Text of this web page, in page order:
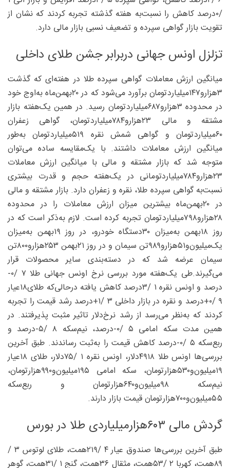
/۰‌درصد کاهش را نسبت‌به هفته گذشته تجربه کردند که نشان از
تقویت بازار گواهی سپرده و تضعیف نسبی بازار مالی دارد.
تزلزل اونس جهانی دربرابر جشن طلای داخلی
میانگین ارزش معاملات گواهی سپرده طلا در هفته‌ای که گذشت
۳‌هزارو۱۴۷‌میلیارد‌تومان برآورد می‌شود که در ۲۰‌بهمن‌ماه به‌اوج خود
در محدوده ۳‌هزارو۶۸۷‌میلیارد‌تومان رسید. در همین یک‌هفته بازار
مشتقه و مالی ۲۳‌هزارو۷۸۴‌میلیارد‌تومان، گواهی زعفران
۶۰‌میلیارد‌تومان و گواهی شمش نقره ۵۱۹‌میلیارد‌تومان به‌طور
میانگین ارزش معاملات داشتند. با یک‌مقایسه ساده می‌توان
متوجه شد که بازار مشتقه و مالی با میانگین ارزش معاملات
۲۳‌هزارو۷۸۴‌میلیارد‌تومانی در یک‌هفته حجم و قدرت بیشتری
نسبت‌به گواهی سپرده طلا، نقره و زعفران دارد. بازار مشتقه و مالی
در ۲۰‌بهمن‌ماه بیشترین میزان ارزش معاملات را در محدوده
۲۸‌هزارو۷۹۸‌میلیارد‌تومان تجربه کرده است. لازم به‌ذکر است که در
روز ۱۸‌بهمن به‌میزان ۳۰‌دستگاه خودرو، در روز ۱۹‌بهمن به‌میزان
یک‌‌میلیون‌و۵۱‌هزارو۹۸۹‌تن سیمان و در روز ۲۱بهمن ۲۵۳‌هزارو۸۰۰‌تن
سیمان عرضه شد که در دسته‌بندی سایر محصولات قرار
می‌گیرند.طی یک‌هفته مورد بررسی نرخ اونس جهانی طلا ۷ /۰-‌
درصد و اونس نقره ۱ /۳‌درصد کاهش یافته درحالی‌که طلای۱۸عیار
۹ /۰+‌درصد و نقره در بازار داخلی ۳ /۱+‌درصد رشد قیمت را تجربه
کردند که به‌نظر می‌رسد از رشد نرخ‌دلار تاثیر مثبت پذیرفتند. در
همین مدت سکه امامی ۵ /۰-درصد، نیم‌سکه ۸ /۵-‌درصد و
ربع‌سکه ۵ /۰-‌درصد کاهش قیمت را به‌ثبت رساندند. طبق آخرین
بررسی‌ها اونس طلا ۴۹۱۸‌دلار، اونس نقره ۱ /۷۵‌دلار، طلای ۱۸‌عیار
۱۹‌میلیون‌و۵۳۰‌هزار‌تومان، سکه امامی ۱۹۵‌میلیون‌و۹۹۰‌هزار‌تومان،
نیم‌سکه ۹۸‌میلیون‌و۶۴۰‌هزار‌تومان و ربع‌سکه
۵۵‌میلیون‌و۷۰۰‌هزار‌تومان قیمت بازار دارند.
گردش مالی ۶۰۳‌هزار‌میلیاردی طلا در بورس
طبق آخرین بررسی‌ها صندوق عیار ۴ /۲۱۹‌همت، طلای لوتوس ۳ /
۸۹‌همت، کهربا ۲ /۵۳‌همت، مثقال ۳۶‌همت، گنج ۱ /۳۱همت، گوهر